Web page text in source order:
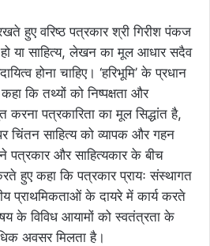
हुए वरिष्ठ पत्रकार श्री गिरीश पंकज
या साहित्य, लेखन का मूल आधार सदैव
होना चाहिए। ‘हरिभूमि’ के प्रधान
कि तथ्यों को निष्पक्षता और
पत्रकारिता का मूल सिद्धांत है,
चिंतन साहित्य को व्यापक और गहन
पत्रकार और साहित्यकार के बीच
हुए कहा कि पत्रकार प्रायः संस्थागत
प्राथमिकताओं के दायरे में कार्य करते
के विविध आयामों को स्वतंत्रता के
अवसर मिलता है।